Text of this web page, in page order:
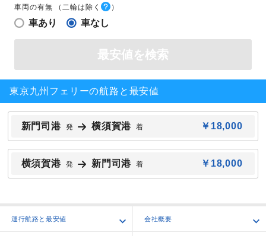
車両の有無 （二輪は除く ）
車あり 車なし
最安値を検索
東京九州フェリーの航路と最安値
新門司港 発 横須賀港 着 ￥18,000
横須賀港 発 新門司港 着 ￥18,000
運行航路と最安値 会社概要